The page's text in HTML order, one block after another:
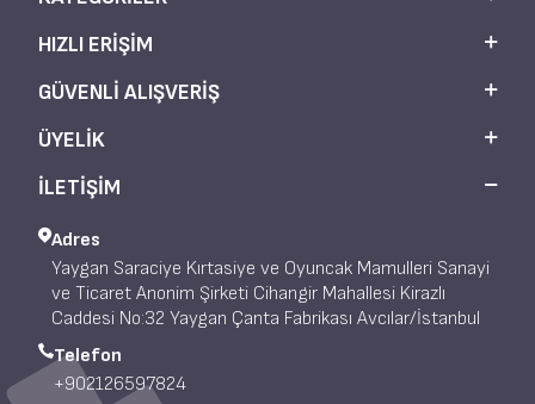
HIZLI ERIŞIM
GÜVENLI ALIŞVERIŞ
ÜYELIK
İLETİŞİM
Adres
Yaygan Saraciye Kırtasiye ve Oyuncak Mamulleri Sanayi
ve Ticaret Anonim Şirketi Cihangir Mahallesi Kirazlı
Caddesi No:32 Yaygan Çanta Fabrikası Avcılar/İstanbul
Telefon
+902126597824